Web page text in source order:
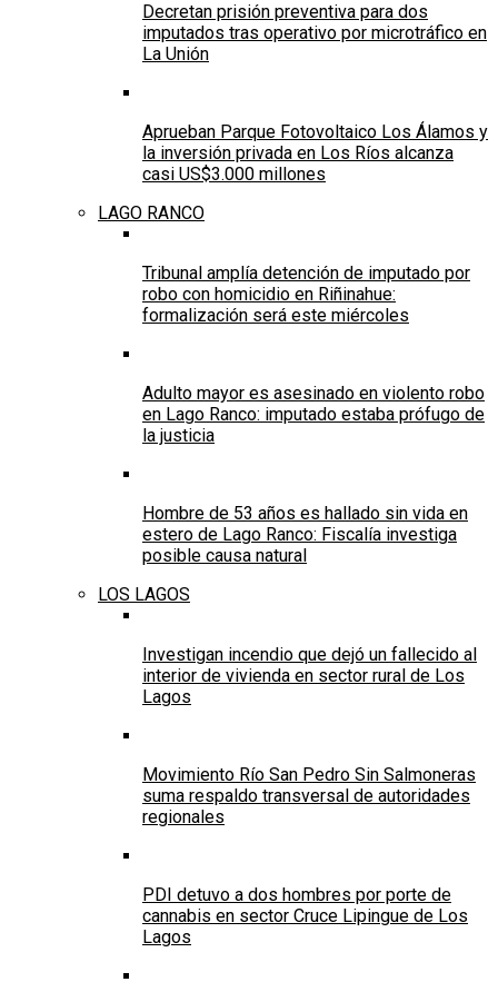
Decretan prisión preventiva para dos
imputados tras operativo por microtráfico en
La Unión
Aprueban Parque Fotovoltaico Los Álamos y
la inversión privada en Los Ríos alcanza
casi US$3.000 millones
LAGO RANCO
Tribunal amplía detención de imputado por
robo con homicidio en Riñinahue:
formalización será este miércoles
Adulto mayor es asesinado en violento robo
en Lago Ranco: imputado estaba prófugo de
la justicia
Hombre de 53 años es hallado sin vida en
estero de Lago Ranco: Fiscalía investiga
posible causa natural
LOS LAGOS
Investigan incendio que dejó un fallecido al
interior de vivienda en sector rural de Los
Lagos
Movimiento Río San Pedro Sin Salmoneras
suma respaldo transversal de autoridades
regionales
PDI detuvo a dos hombres por porte de
cannabis en sector Cruce Lipingue de Los
Lagos